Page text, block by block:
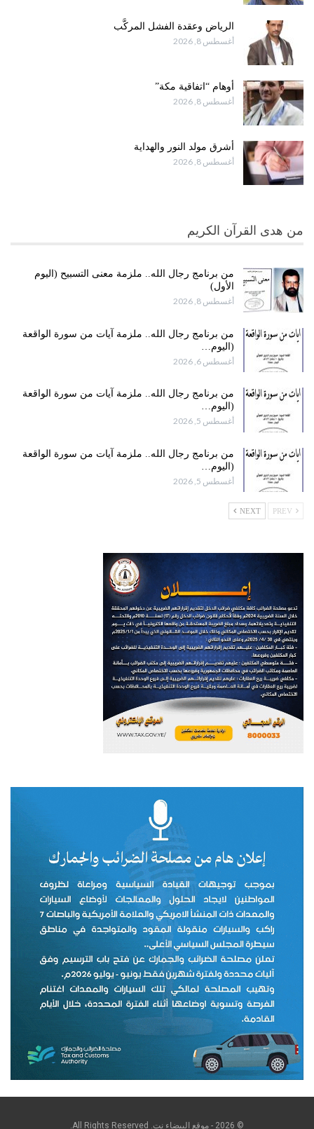
الرياض وعقدة الفشل المركَّب
أغسطس 8, 2026
أوهام “اتفاقية مكة”
أغسطس 8, 2026
أشرق مولد النور والهداية
أغسطس 8, 2026
من هدى القرآن الكريم
من برنامج رجال الله.. ملزمة معنى التسبيح (اليوم
الأول)
أغسطس 8, 2026
من برنامج رجال الله.. ملزمة آيات من سورة الواقعة
(اليوم…
أغسطس 6, 2026
من برنامج رجال الله.. ملزمة آيات من سورة الواقعة
(اليوم…
أغسطس 5, 2026
من برنامج رجال الله.. ملزمة آيات من سورة الواقعة
(اليوم…
أغسطس 5, 2026
NEXT
© 2026 - موقع البيضاء نت. All Rights Reserved.